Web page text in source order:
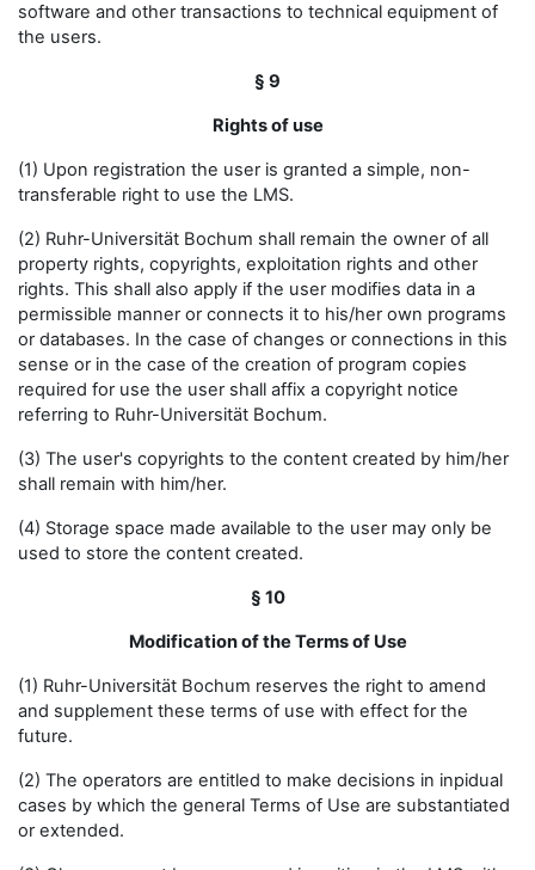
software and other transactions to technical equipment of
the users.
§ 9
Rights of use
(1) Upon registration the user is granted a simple, non-
transferable right to use the LMS.
(2) Ruhr-Universität Bochum shall remain the owner of all
property rights, copyrights, exploitation rights and other
rights. This shall also apply if the user modifies data in a
permissible manner or connects it to his/her own programs
or databases. In the case of changes or connections in this
sense or in the case of the creation of program copies
required for use the user shall affix a copyright notice
referring to Ruhr-Universität Bochum.
(3) The user's copyrights to the content created by him/her
shall remain with him/her.
(4) Storage space made available to the user may only be
used to store the content created.
§ 10
Modification of the Terms of Use
(1) Ruhr-Universität Bochum reserves the right to amend
and supplement these terms of use with effect for the
future.
(2) The operators are entitled to make decisions in inpidual
cases by which the general Terms of Use are substantiated
or extended.